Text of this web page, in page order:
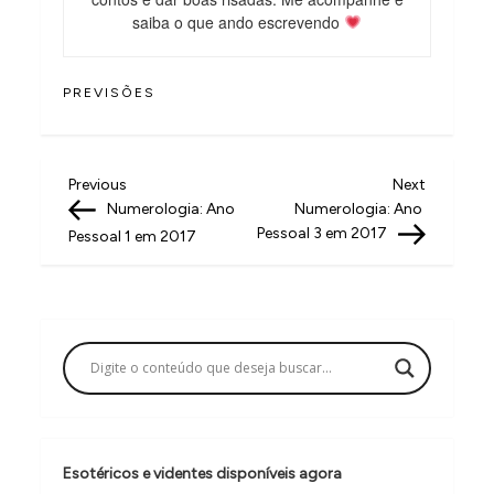
saiba o que ando escrevendo
PREVISÕES
N
a
g
a
ç
o
Previous
Post
Previous
Numerologia: Ano
Pessoal 1 em 2017
Next
Next
Numerologia:​ ​Ano​ ​
Pessoal​ ​3​ ​em​ ​2017
Esotéricos e videntes disponíveis agora